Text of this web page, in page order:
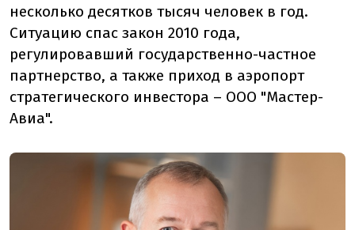
несколько десятков тысяч человек в год.
Ситуацию спас закон 2010 года,
регулировавший государственно-частное
партнерство, а также приход в аэропорт
стратегического инвестора – ООО "Мастер-
Авиа".